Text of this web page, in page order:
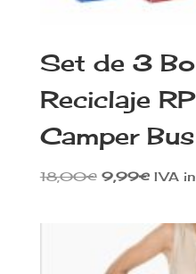
Set de 3
Reciclaje
Camper
18,00€ El
18,00€.
9,99€El
es:
9,99€.
IVA